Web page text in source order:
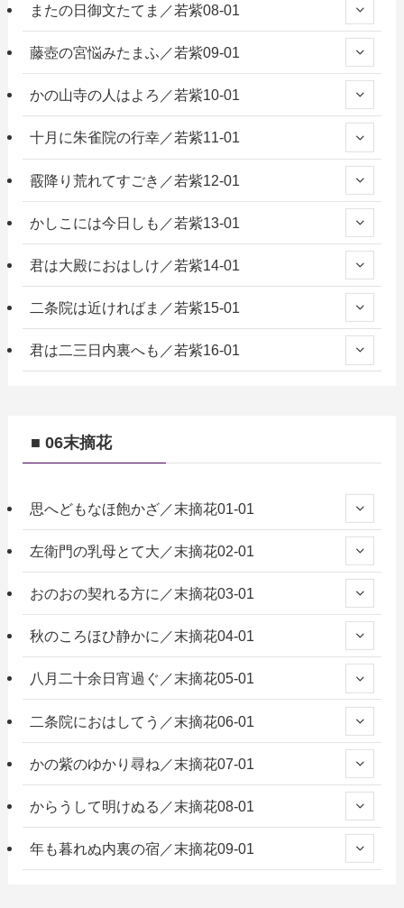
またの日御文たてま／若紫08-01
藤壺の宮悩みたまふ／若紫09-01
かの山寺の人はよろ／若紫10-01
十月に朱雀院の行幸／若紫11-01
霰降り荒れてすごき／若紫12-01
かしこには今日しも／若紫13-01
君は大殿におはしけ／若紫14-01
二条院は近ければま／若紫15-01
君は二三日内裏へも／若紫16-01
■ 06末摘花
思へどもなほ飽かざ／末摘花01-01
左衛門の乳母とて大／末摘花02-01
おのおの契れる方に／末摘花03-01
秋のころほひ静かに／末摘花04-01
八月二十余日宵過ぐ／末摘花05-01
二条院におはしてう／末摘花06-01
かの紫のゆかり尋ね／末摘花07-01
からうして明けぬる／末摘花08-01
年も暮れぬ内裏の宿／末摘花09-01